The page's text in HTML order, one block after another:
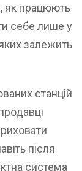
як працюють
себе лише у
залежить
станцій
після
система